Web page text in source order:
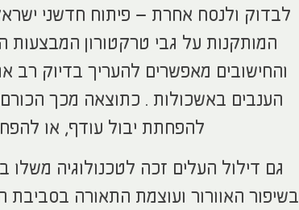
המותקנות על גבי טרקטורון המבצעות
והחישובים מאפשרים להעריך בדיוק
הענבים באשכולות . כתוצאה מכך
להפחתת יבול עודף, או
גם דילול העלים זכה לטכנולוגיה משלו
בשיפור האוורור ועוצמת התאורה